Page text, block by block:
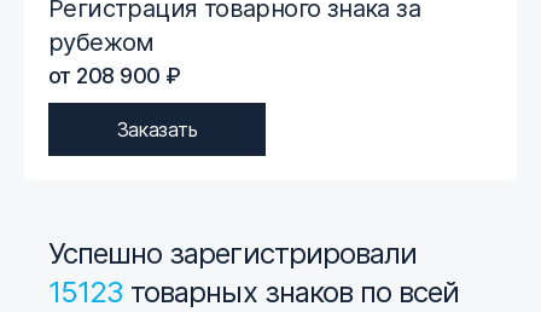
Регистрация товарного знака за
рубежом
от 208 900 ₽
Заказать
Успешно зарегистрировали
15123 товарных знаков по всей